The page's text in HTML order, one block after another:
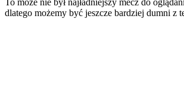
dlatego możemy być jeszcze bardziej dumni z